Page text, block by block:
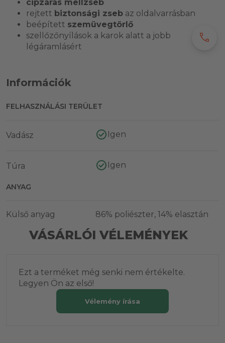
cipzáras mellzseb
rejtett biztonsági zseb az oldalvarrásban
beépített szemüvegtörlő
szellőzőnyílások a karok alatt a jobb
légáramlásért
Információk
FELHASZNÁLÁSI TERÜLET
Vadász Igen
Túra Igen
ANYAG
Külső anyag 86% poliészter, 14% elasztán
VÁSÁRLÓI VÉLEMÉNYEK
Ezt a terméket még senki nem értékelte.
Legyen Ön az első!
Vélemény írása
call